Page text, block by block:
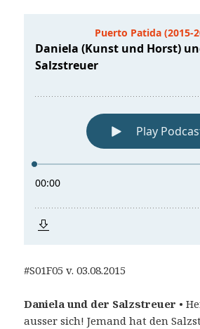
#S01F05 v. 03.08.2015
Daniela und der Salzstreuer •
ausser sich! Jemand hat den